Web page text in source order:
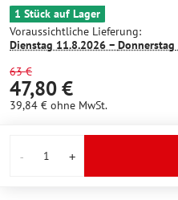
1 Stück auf Lager
Voraussichtliche Lieferung:
Dienstag 11.8.2026 − Donnerstag
63 €
47,80 €
39,84 € ohne MwSt.